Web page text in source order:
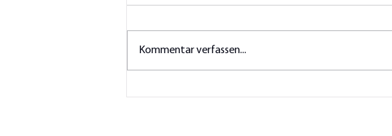
Kommentar verfassen...